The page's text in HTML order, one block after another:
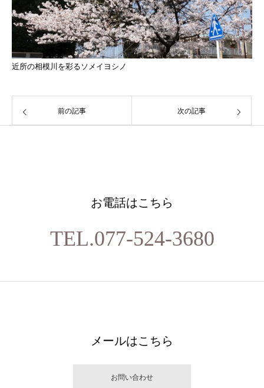
近所の相模川を彩るソメイヨシノ
前の記事 次の記事
お電話はこちら
TEL.077-524-3680
メールはこちら
お問い合わせ